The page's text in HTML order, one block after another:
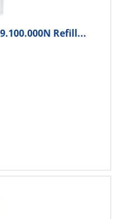
Refill...